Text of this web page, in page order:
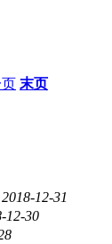
末页
2018-12-31
12-30